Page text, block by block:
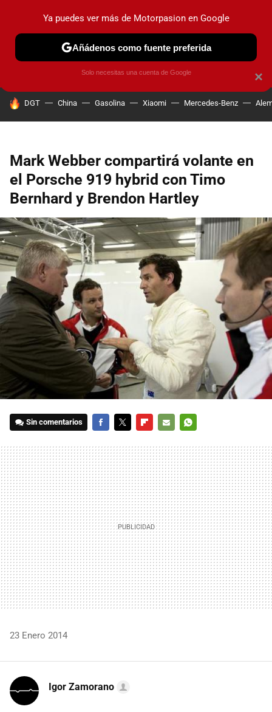
PRUEBAS COCHES ELÉCTRICOS OBSERVATORIO
HOY SE HABLA DE
DGT China Gasolina Xiaomi Mercedes-Benz
Mark Webber compartirá volante en
el Porsche 919 hybrid con Timo
Bernhard y Brendon Hartley
Sin comentarios
MAIL
23 Enero 2014
Igor Zamorano
×
Ya puedes ver más de Motorpasion en Google
Añádenos como fuente preferida
Solo necesitas una cuenta de Google